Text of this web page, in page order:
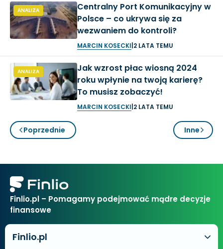
ANALIZA
Centralny Port Komunikacyjny w
Polsce – co ukrywa się za
wezwaniem do kontroli?
MARCIN KOSECKI 2 LATA TEMU
ANALIZA
Jak wzrost płac wiosną 2024
roku wpłynie na twoją karierę?
To musisz zobaczyć!
MARCIN KOSECKI 2 LATA TEMU
Poprzednie Inne
Finlio.pl – Pomagamy podejmować mądre decyzje
finansowe
Finlio.pl